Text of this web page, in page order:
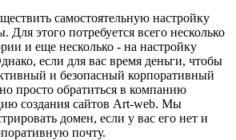
самостоятельную настройку
Для этого потребуется всего несколько
и еще несколько - на настройку
если для вас время деньги, чтобы
и безопасный корпоративный
просто обратиться в компанию
создания сайтов Аrt-web. Мы
домен, если у вас его нет и
почту.